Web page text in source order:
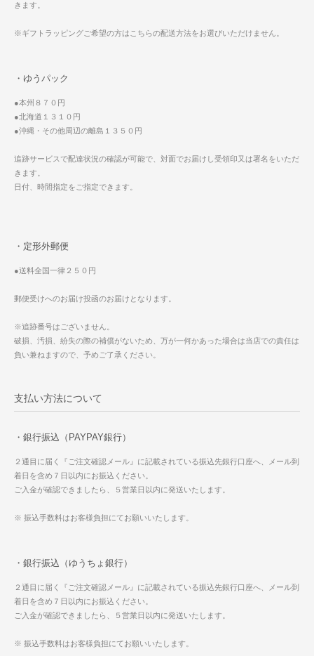
きます。
※ギフトラッピングご希望の方はこちらの配送方法をお選びいただけません。
・ゆうパック
●本州８７０円
●北海道１３１０円
●沖縄・その他周辺の離島１３５０円
追跡サービスで配達状況の確認が可能で、対面でお届けし受領印又は署名をいただ
きます。
日付、時間指定をご指定できます。
・定形外郵便
●送料全国一律２５０円
郵便受けへのお届け投函のお届けとなります。
※追跡番号はございません。
破損、汚損、紛失の際の補償がないため、万が一何かあった場合は当店での責任は
負い兼ねますので、予めご了承ください。
支払い方法について
・銀行振込（PAYPAY銀行）
２通目に届く『ご注文確認メール』に記載されている振込先銀行口座へ、メール到
着日を含め７日以内にお振込ください。
ご入金が確認できましたら、５営業日以内に発送いたします。
※ 振込手数料はお客様負担にてお願いいたします。
・銀行振込（ゆうちょ銀行）
２通目に届く『ご注文確認メール』に記載されている振込先銀行口座へ、メール到
着日を含め７日以内にお振込ください。
ご入金が確認できましたら、５営業日以内に発送いたします。
※ 振込手数料はお客様負担にてお願いいたします。